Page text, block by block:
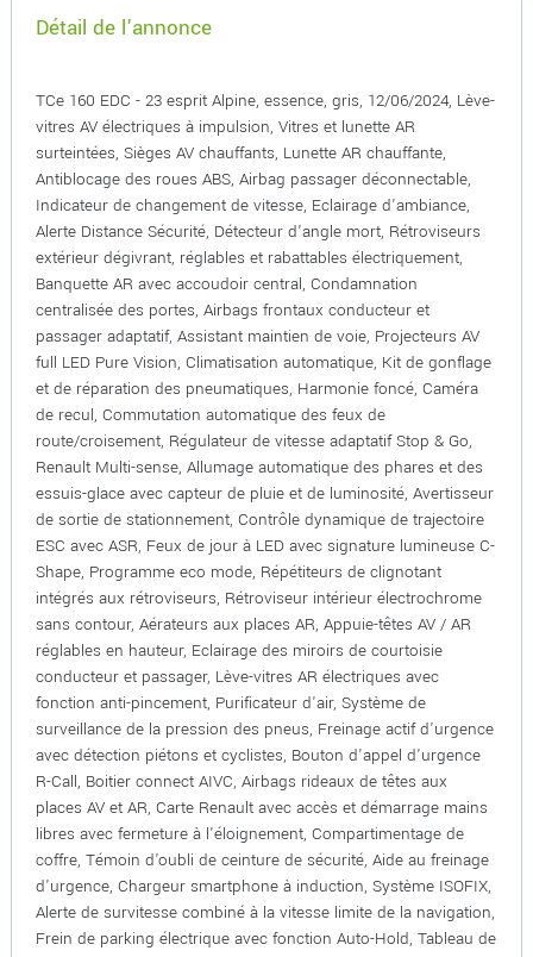
Détail de l'annonce
TCe 160 EDC - 23 esprit Alpine, essence, gris, 12/06/2024, Lève-
vitres AV électriques à impulsion, Vitres et lunette AR
surteintées, Sièges AV chauffants, Lunette AR chauffante,
Antiblocage des roues ABS, Airbag passager déconnectable,
Indicateur de changement de vitesse, Eclairage d'ambiance,
Alerte Distance Sécurité, Détecteur d'angle mort, Rétroviseurs
extérieur dégivrant, réglables et rabattables électriquement,
Banquette AR avec accoudoir central, Condamnation
centralisée des portes, Airbags frontaux conducteur et
passager adaptatif, Assistant maintien de voie, Projecteurs AV
full LED Pure Vision, Climatisation automatique, Kit de gonflage
et de réparation des pneumatiques, Harmonie foncé, Caméra
de recul, Commutation automatique des feux de
route/croisement, Régulateur de vitesse adaptatif Stop & Go,
Renault Multi-sense, Allumage automatique des phares et des
essuis-glace avec capteur de pluie et de luminosité, Avertisseur
de sortie de stationnement, Contrôle dynamique de trajectoire
ESC avec ASR, Feux de jour à LED avec signature lumineuse C-
Shape, Programme eco mode, Répétiteurs de clignotant
intégrés aux rétroviseurs, Rétroviseur intérieur électrochrome
sans contour, Aérateurs aux places AR, Appuie-têtes AV / AR
réglables en hauteur, Eclairage des miroirs de courtoisie
conducteur et passager, Lève-vitres AR électriques avec
fonction anti-pincement, Purificateur d'air, Système de
surveillance de la pression des pneus, Freinage actif d'urgence
avec détection piétons et cyclistes, Bouton d'appel d'urgence
R-Call, Boitier connect AIVC, Airbags rideaux de têtes aux
places AV et AR, Carte Renault avec accès et démarrage mains
libres avec fermeture à l'éloignement, Compartimentage de
coffre, Témoin d'oubli de ceinture de sécurité, Aide au freinage
d'urgence, Chargeur smartphone à induction, Système ISOFIX,
Alerte de survitesse combiné à la vitesse limite de la navigation,
Frein de parking électrique avec fonction Auto-Hold, Tableau de